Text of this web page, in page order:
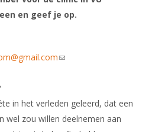
en geef je op.
(link sends e-mail)
in het verleden geleerd, dat een
wel zou willen deelnemen aan